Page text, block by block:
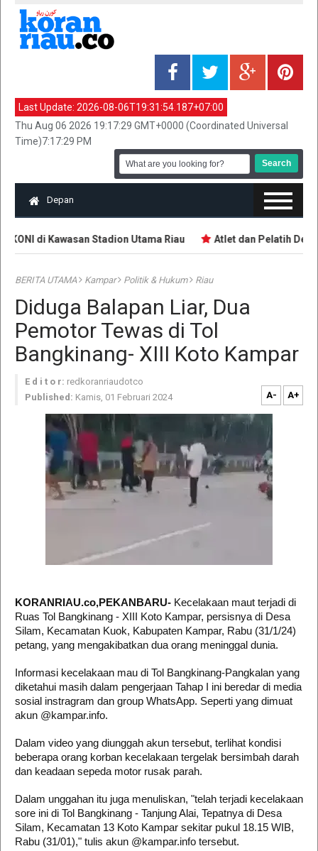
Last Update: 2026-08-06T19:31:54.187+07:00
Thu Aug 06 2026 19:17:29 GMT+0000 (Coordinated Universal
Time)7:17:29 PM
Depan
di Kawasan Stadion Utama Riau Atlet dan Pelatih Demo
BERITA UTAMA Kampar Politik & Hukum Riau
Diduga Balapan Liar, Dua
Pemotor Tewas di Tol
Bangkinang- XIII Koto Kampar
E d i t o r: redkoranriaudotco
Published: Kamis, 01 Februari 2024 A- A+
KORANRIAU.co,PEKANBARU- Kecelakaan maut terjadi di
Ruas Tol Bangkinang - XIII Koto Kampar, persisnya di Desa
Silam, Kecamatan Kuok, Kabupaten Kampar, Rabu (31/1/24)
petang, yang mengakibatkan dua orang meninggal dunia.
Informasi kecelakaan mau di Tol Bangkinang-Pangkalan yang
diketahui masih dalam pengerjaan Tahap I ini beredar di media
sosial instragram dan group WhatsApp. Seperti yang dimuat
akun @kampar.info.
Dalam video yang diunggah akun tersebut, terlihat kondisi
beberapa orang korban kecelakaan tergelak bersimbah darah
dan keadaan sepeda motor rusak parah.
Dalam unggahan itu juga menuliskan, "telah terjadi kecelakaan
sore ini di Tol Bangkinang - Tanjung Alai, Tepatnya di Desa
Silam, Kecamatan 13 Koto Kampar sekitar pukul 18.15 WIB,
Rabu (31/01)," tulis akun @kampar.info tersebut.